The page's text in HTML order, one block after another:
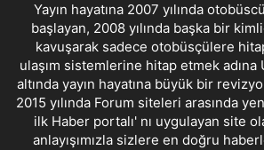
Yayın hayatına 2007 yılında
başlayan, 2008 yılında başka bir
kavuşarak sadece otobüsçülere
ulaşım sistemlerine hitap etmek adına
altında yayın hayatına büyük bir
2015 yılında Forum siteleri arasında
ilk Haber portalı' nı uygulayan site
anlayışımızla sizlere en doğru